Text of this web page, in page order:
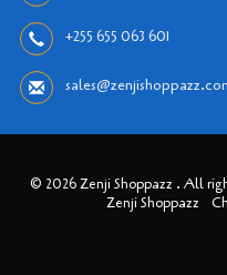
+255 655 063 601
© 2026 Zenji Shoppazz . All
Zenji Shoppazz